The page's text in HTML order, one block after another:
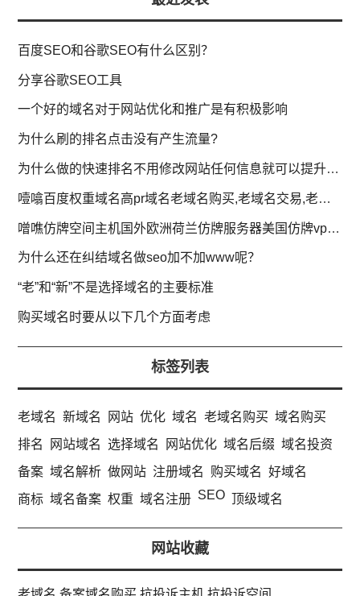
百度SEO和谷歌SEO有什么区别？
分享谷歌SEO工具
一个好的域名对于网站优化和推广是有积极影响
为什么刷的排名点击没有产生流量?
为什么做的快速排名不用修改网站任何信息就可以提升排名?
噎噏百度权重域名高pr域名老域名购买,老域名交易,老域名出售,已备案域名,百度搜狗收录域名,外链反链域名
噌噍仿牌空间主机国外欧洲荷兰仿牌服务器美国仿牌vps推荐,外贸抗投诉服务器,免投诉vps,防投诉主机空间
为什么还在纠结域名做seo加不加www呢？
“老”和“新”不是选择域名的主要标准
购买域名时要从以下几个方面考虑
标签列表
老域名 新域名 网站 优化 域名 老域名购买 域名购买
排名
网站域名 选择域名 网站优化 域名后缀 域名投资
备案 域名解析 做网站 注册域名 购买域名
好域名
商标 域名备案 权重 域名注册 SEO 顶级域名
网站收藏